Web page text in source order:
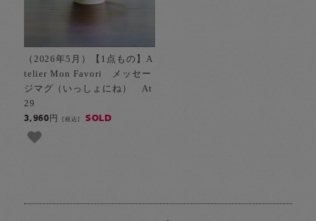
（2026年5月）【1点もの】A
telier Mon Favori メッセー
ジマグ（いっしょにね） At
29
3,960円[税込] SOLD